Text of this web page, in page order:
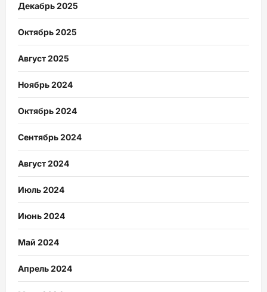
Декабрь 2025
Октябрь 2025
Август 2025
Ноябрь 2024
Октябрь 2024
Сентябрь 2024
Август 2024
Июль 2024
Июнь 2024
Май 2024
Апрель 2024